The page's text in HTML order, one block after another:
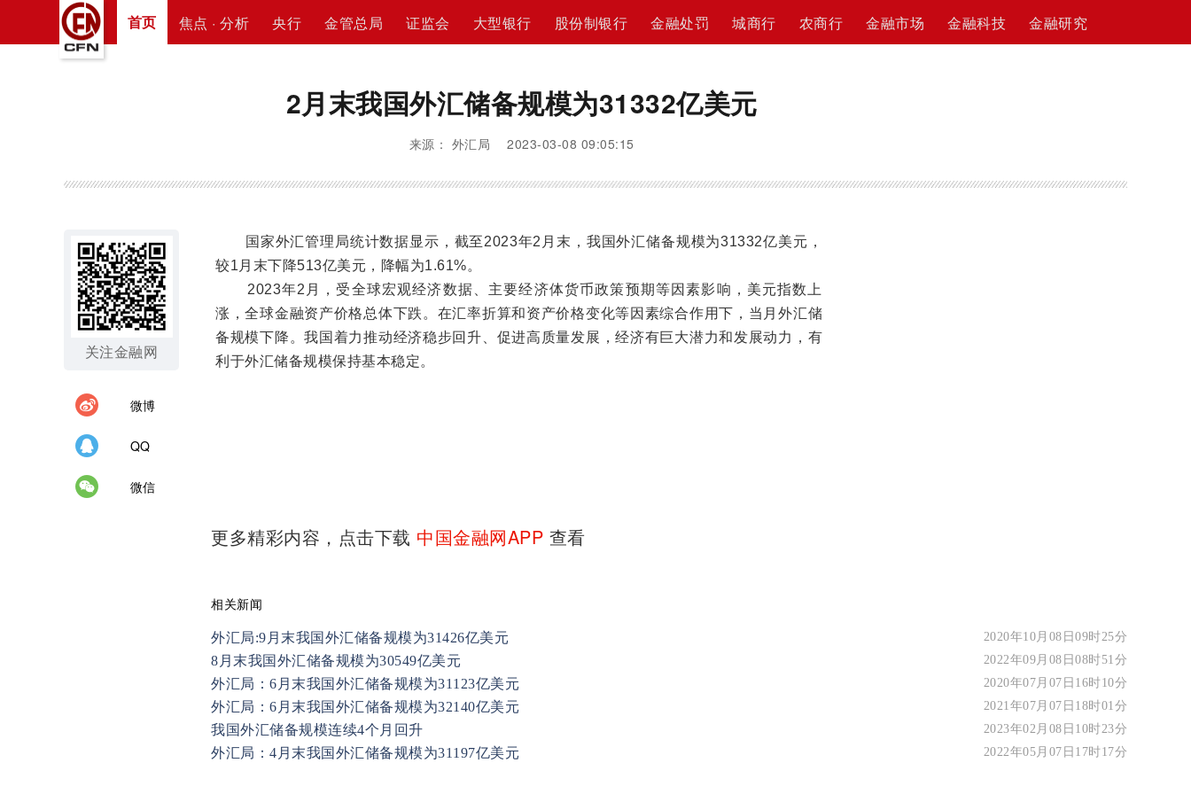
首页 焦点 · 分析 央行 金管总局 证监会 大型银行 股份制银行 金融处罚 城商行 农商行 金融市场 金融科技 金融研究
2月末我国外汇储备规模为31332亿美元
来源： 外汇局 2023-03-08 09:05:15
关注金融网
微博
QQ
微信
国家外汇管理局统计数据显示，截至2023年2月末，我国外汇储备规模为31332亿美元，
较1月末下降513亿美元，降幅为1.61%。
2023年2月，受全球宏观经济数据、主要经济体货币政策预期等因素影响，美元指数上
涨，全球金融资产价格总体下跌。在汇率折算和资产价格变化等因素综合作用下，当月外汇储
备规模下降。我国着力推动经济稳步回升、促进高质量发展，经济有巨大潜力和发展动力，有
利于外汇储备规模保持基本稳定。
更多精彩内容，点击下载 中国金融网APP 查看
相关新闻
外汇局:9月末我国外汇储备规模为31426亿美元 2020年10月08日09时25分
8月末我国外汇储备规模为30549亿美元 2022年09月08日08时51分
外汇局：6月末我国外汇储备规模为31123亿美元 2020年07月07日16时10分
外汇局：6月末我国外汇储备规模为32140亿美元 2021年07月07日18时01分
我国外汇储备规模连续4个月回升 2023年02月08日10时23分
外汇局：4月末我国外汇储备规模为31197亿美元 2022年05月07日17时17分